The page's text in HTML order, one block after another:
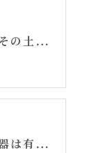
高崎白衣観音とその土地に光を降ろす・スピリチュアル女神開花チーム活動方向①
この肉体・魂の器は有限だから。